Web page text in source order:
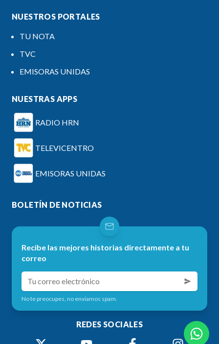
NUESTROS PORTALES
TU NOTA
TVC
EMISORAS UNIDAS
NUESTRAS APPS
RADIO HRN
TELEVICENTRO
EMISORAS UNIDAS
BOLETÍN DE NOTICIAS
Recibe las mejores historias directamente a tu
correo
No te preocupes, no enviamos spam.
REDES SOCIALES